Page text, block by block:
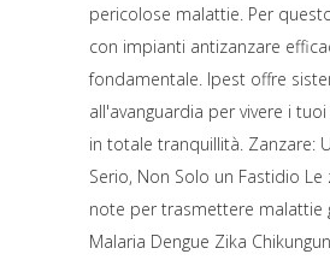
pericolose malattie. Per
con impianti antizanzare
fondamentale. Ipest offre
all'avanguardia per vivere i
in totale tranquillità. Zanzare:
Serio, Non Solo un Fastidio
note per trasmettere malattie
Malaria Dengue Zika